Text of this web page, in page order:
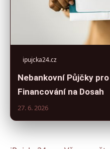
ipujcka24.cz
Nebankovní Půjčky
Financování na Dosah
27. 6. 2026